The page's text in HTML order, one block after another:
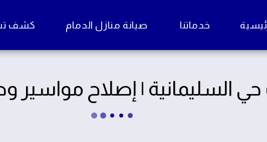
خدماتنا صيانة منازل الدمام كشف
السليمانية | إصلاح مواسير